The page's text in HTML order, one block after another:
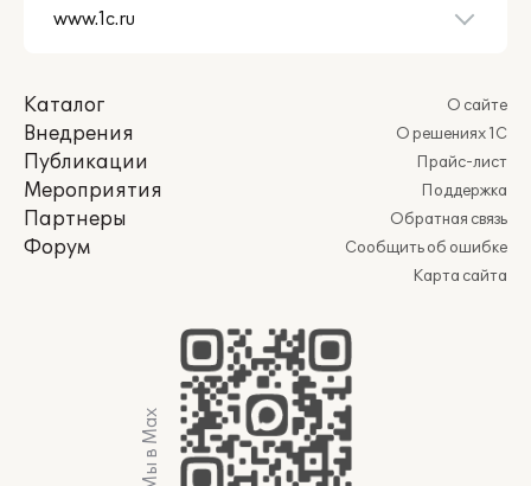
Каталог
Внедрения
Публикации
Мероприятия
Партнеры
Форум
О сайте
О решениях 1С
Прайс-лист
Поддержка
Обратная связь
Сообщить об ошибке
Карта сайта
Мы в Max